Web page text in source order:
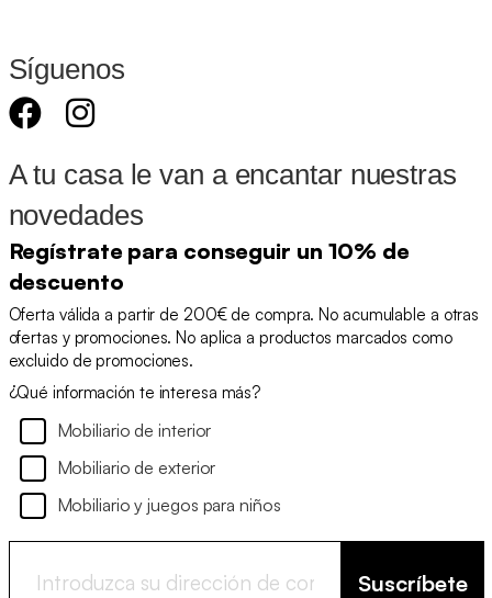
Síguenos
A tu casa le van a encantar nuestras
novedades
Regístrate para conseguir un 10% de
descuento
Oferta válida a partir de 200€ de compra. No acumulable a otras
ofertas y promociones. No aplica a productos marcados como
excluido de promociones.
¿Qué información te interesa más?
Mobiliario de interior
Mobiliario de exterior
Mobiliario y juegos para niños
Suscríbete